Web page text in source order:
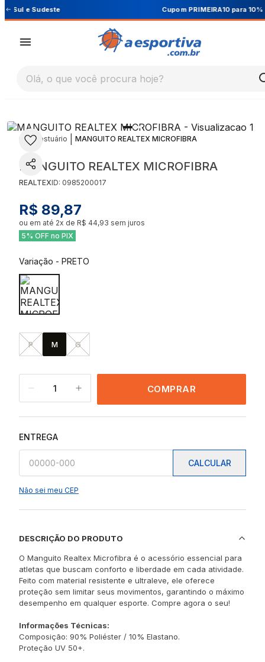
Cupom PRIMEIRA10 para 10% OFF na 1ª compra
Olá, o que você procura hoje?
| Vestuário MANGUITO REALTEX MICROFIBRA
MANGUITO REALTEX MICROFIBRA
REALTEXID: 0985200017
R$ 89,87
ou em até 2x de R$ 44,93 sem juros
5% OFF no PIX
Variação - PRETO
P M G
1 COMPRAR
ENTREGA
CALCULAR
Não sei meu CEP
DESCRIÇÃO DO PRODUTO
O Manguito Realtex Microfibra é o acessório essencial para
atletas que buscam conforto e liberdade em cada atividade.
Feito com material resistente e ultraleve, ele oferece
proteção sem limitar seus movimentos, garantindo o máximo
desempenho em qualquer esporte. Compre agora o seu!
Informações Técnicas:
Composição: 90% Poliéster / 10% Elastano.
Proteção UV 50+.